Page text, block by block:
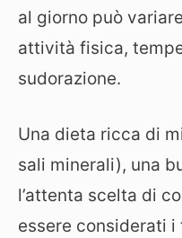
al giorno può
attività fisica,
sudorazione.
Una dieta ricca di
sali minerali), una
l’attenta scelta di
essere considerati